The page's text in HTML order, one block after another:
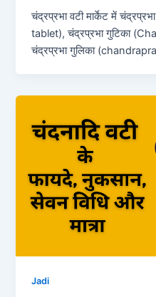
चंद्रप्रभा वटी मार्केट में
tablet), चंद्रप्रभा गुटिका
चंद्रप्रभा गुलिका
Jadi